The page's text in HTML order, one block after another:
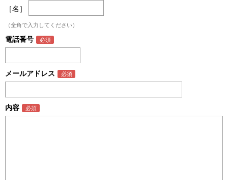
［名］
（全角で入力してください）
電話番号
メールアドレス
内容